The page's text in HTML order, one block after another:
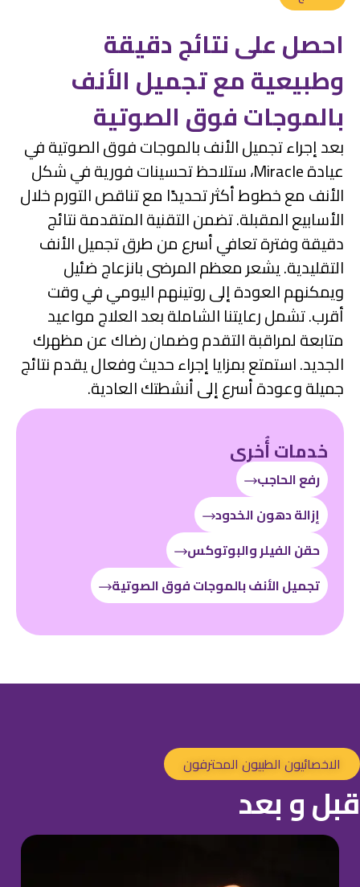
احصل على نتائج دقيقة
وطبيعية مع تجميل الأنف
بالموجات فوق الصوتية
بعد إجراء تجميل الأنف بالموجات فوق الصوتية في
عيادة Miracle، ستلاحظ تحسينات فورية في شكل
الأنف مع خطوط أكثر تحديدًا مع تناقص التورم خلال
الأسابيع المقبلة. تضمن التقنية المتقدمة نتائج
دقيقة وفترة تعافي أسرع من طرق تجميل الأنف
التقليدية. يشعر معظم المرضى بانزعاج ضئيل
ويمكنهم العودة إلى روتينهم اليومي في وقت
أقرب. تشمل رعايتنا الشاملة بعد العلاج مواعيد
متابعة لمراقبة التقدم وضمان رضاك عن مظهرك
الجديد. استمتع بمزايا إجراء حديث وفعال يقدم نتائج
جميلة وعودة أسرع إلى أنشطتك العادية.
خدمات أُخرى
رفع الحاجب
إزالة دهون الخدود
حقن الفيلر والبوتوكس
تجميل الأنف بالموجات فوق الصوتية
الاخصائيون الطبيون المحترفون
قبل و بعد